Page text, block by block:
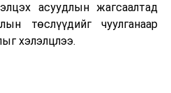
асуудлын жагсаалтад
төслүүдийг чуулганаар
хэлэлцлээ.